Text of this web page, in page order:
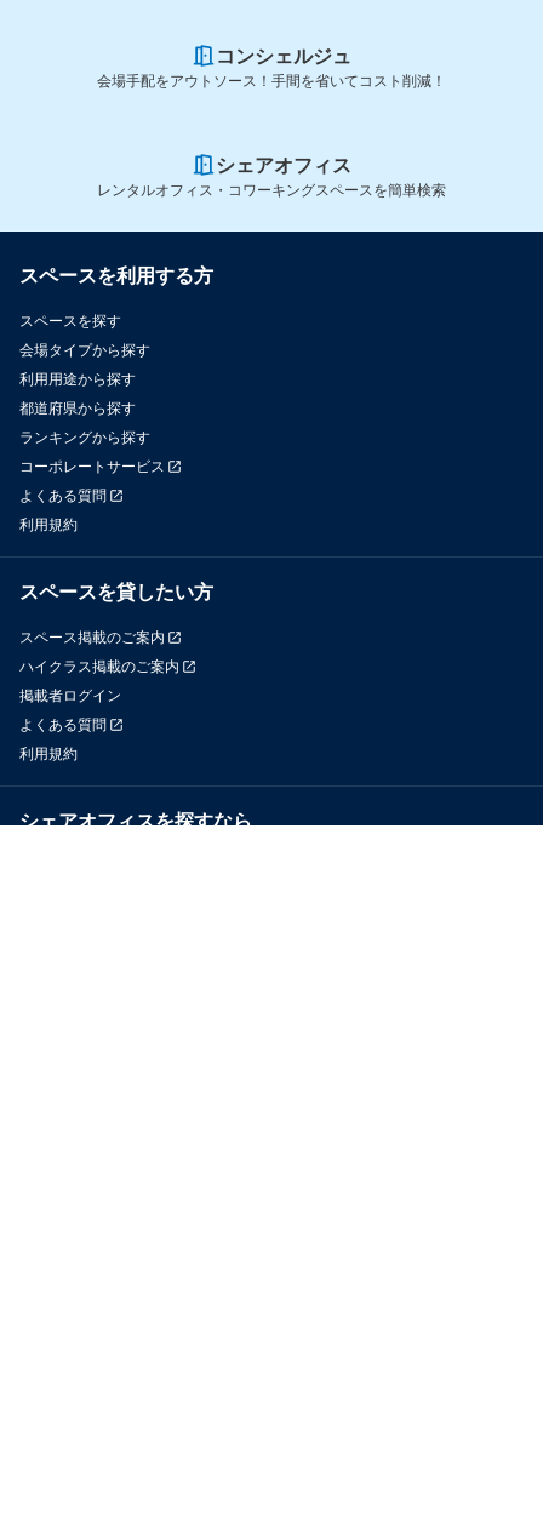
コンシェルジュ
会場手配をアウトソース！手間を省いてコスト削減！
シェアオフィス
レンタルオフィス・コワーキングスペースを簡単検索
スペースを利用する方
スペースを探す
会場タイプから探す
利用用途から探す
都道府県から探す
ランキングから探す
コーポレートサービス
よくある質問
利用規約
スペースを貸したい方
スペース掲載のご案内
ハイクラス掲載のご案内
掲載者ログイン
よくある質問
利用規約
シェアオフィスを探すなら